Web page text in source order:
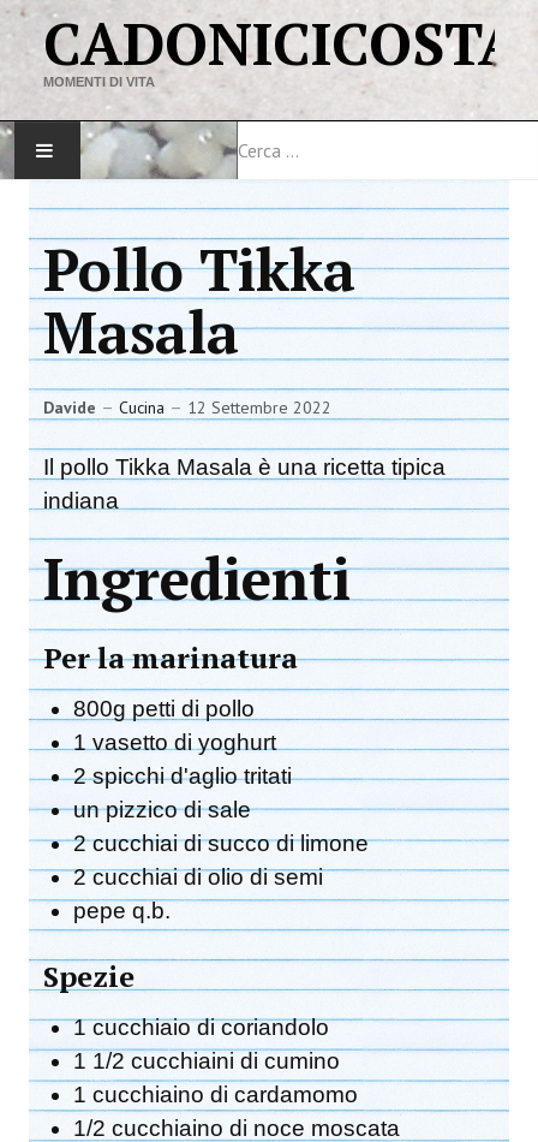
CADONICICOSTA
MOMENTI DI VITA
HOME
MAPPA DEL SITO
VIAGGI
LINK
Pollo Tikka
Masala
Davide Cucina 12 Settembre 2022
Il pollo Tikka Masala è una ricetta tipica
indiana
Ingredienti
Per la marinatura
800g petti di pollo
1 vasetto di yoghurt
2 spicchi d'aglio tritati
un pizzico di sale
2 cucchiai di succo di limone
2 cucchiai di olio di semi
pepe q.b.
Spezie
1 cucchiaio di coriandolo
1 1/2 cucchiaini di cumino
1 cucchiaino di cardamomo
1/2 cucchiaino di noce moscata